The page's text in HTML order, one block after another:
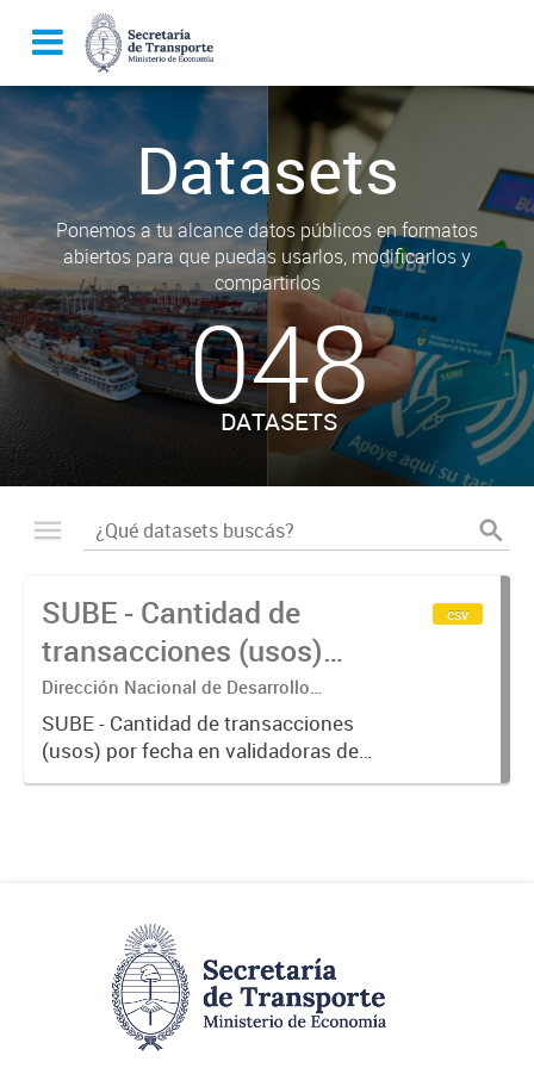
Datasets
Ponemos a tu alcance datos públicos en formatos
abiertos para que puedas usarlos, modificarlos y
compartirlos
048
DATASETS
SUBE - Cantidad de
transacciones (usos)
por fecha
Dirección Nacional de Desarrollo
Tecnológico - Ministerio de Transporte.
SUBE - Cantidad de transacciones
(usos) por fecha en validadoras de
la red SUBE.
csv